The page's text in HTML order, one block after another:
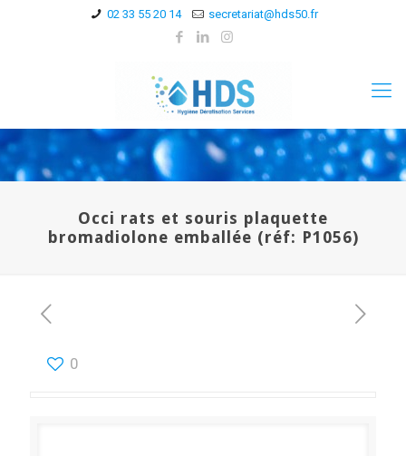
02 33 55 20 14 secretariat@hds50.fr
Occi rats et souris plaquette
bromadiolone emballée (réf: P1056)
0